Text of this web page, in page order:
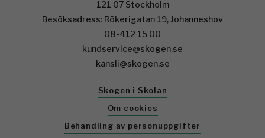
121 07 Stockholm
Besöksadress: Rökerigatan 19, Johanneshov
08-412 15 00
kundservice@skogen.se
kansli@skogen.se
Skogen i Skolan
Om cookies
Behandling av personuppgifter